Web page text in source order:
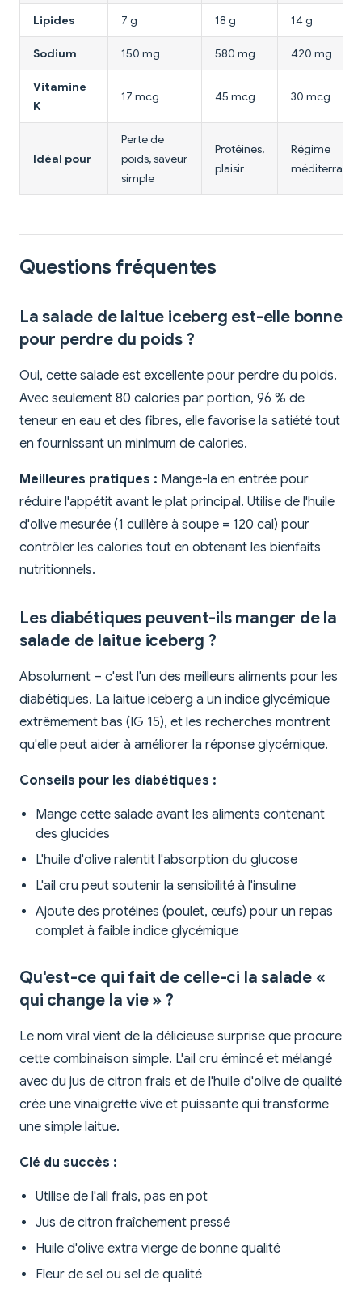
Lipides 7 g 18 g 14 g
Sodium 150 mg 580 mg 420 mg
Vitamine
K
17 mcg 45 mcg 30 mcg
Idéal pour
Perte de
poids, saveur
simple
Protéines,
plaisir
Régime
Questions fréquentes
La salade de laitue iceberg est-elle bonne
pour perdre du poids ?
Oui, cette salade est excellente pour perdre du poids.
Avec seulement 80 calories par portion, 96 % de
teneur en eau et des fibres, elle favorise la satiété tout
en fournissant un minimum de calories.
Meilleures pratiques : Mange-la en entrée pour
réduire l'appétit avant le plat principal. Utilise de l'huile
d'olive mesurée (1 cuillère à soupe = 120 cal) pour
contrôler les calories tout en obtenant les bienfaits
nutritionnels.
Les diabétiques peuvent-ils manger de la
salade de laitue iceberg ?
Absolument – c'est l'un des meilleurs aliments pour les
diabétiques. La laitue iceberg a un indice glycémique
extrêmement bas (IG 15), et les recherches montrent
qu'elle peut aider à améliorer la réponse glycémique.
Conseils pour les diabétiques :
Mange cette salade avant les aliments contenant
des glucides
L'huile d'olive ralentit l'absorption du glucose
L'ail cru peut soutenir la sensibilité à l'insuline
Ajoute des protéines (poulet, œufs) pour un repas
complet à faible indice glycémique
Qu'est-ce qui fait de celle-ci la salade «
qui change la vie » ?
Le nom viral vient de la délicieuse surprise que procure
cette combinaison simple. L'ail cru émincé et mélangé
avec du jus de citron frais et de l'huile d'olive de qualité
crée une vinaigrette vive et puissante qui transforme
une simple laitue.
Clé du succès :
Utilise de l'ail frais, pas en pot
Jus de citron fraîchement pressé
Huile d'olive extra vierge de bonne qualité
Fleur de sel ou sel de qualité